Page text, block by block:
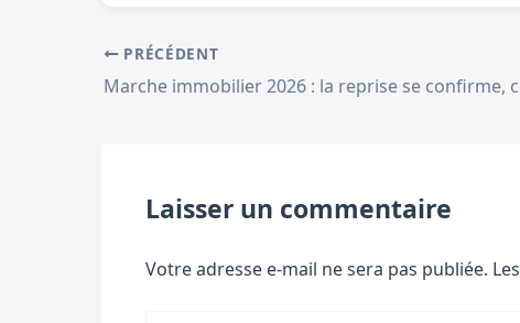
PRÉCÉDENT
Laisser un commentaire
Votre adresse e-mail ne sera pas publiée.